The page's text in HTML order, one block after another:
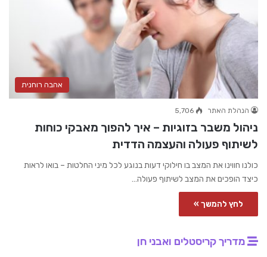
אהבה רוחנית
הנהלת האתר 5,706
ניהול משבר בזוגיות – איך להפוך מאבקי כוחות
לשיתוף פעולה והעצמה הדדית
כולנו חווינו את המצב בו חילוקי דעות בנוגע לכל מיני החלטות – בואו לראות
כיצד הופכים את המצב לשיתוף פעולה…
לחץ להמשך »
מדריך קריסטלים ואבני חן